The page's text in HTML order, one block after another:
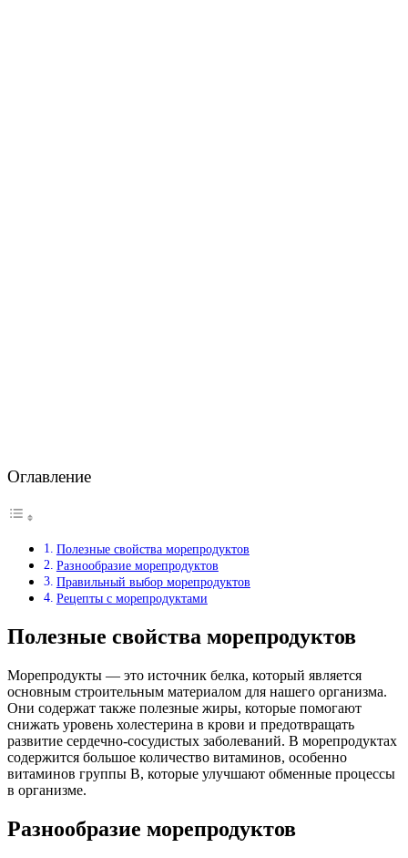
Оглавление
Полезные свойства морепродуктов
Разнообразие морепродуктов
Правильный выбор морепродуктов
Рецепты с морепродуктами
Полезные свойства морепродуктов
Морепродукты — это источник белка, который является
основным строительным материалом для нашего организма.
Они содержат также полезные жиры, которые помогают
снижать уровень холестерина в крови и предотвращать
развитие сердечно-сосудистых заболеваний. В морепродуктах
содержится большое количество витаминов, особенно
витаминов группы B, которые улучшают обменные процессы
в организме.
Разнообразие морепродуктов